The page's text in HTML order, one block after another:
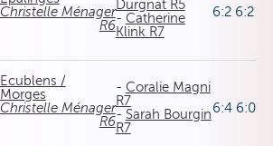
Christelle Ménager
R6
Durgnat R5
- Catherine
Klink R7
6:2 6:2
Ecublens /
Morges
Christelle Ménager
R6
- Coralie Magni
R7
- Sarah Bourgin
R7
6:4 6:0